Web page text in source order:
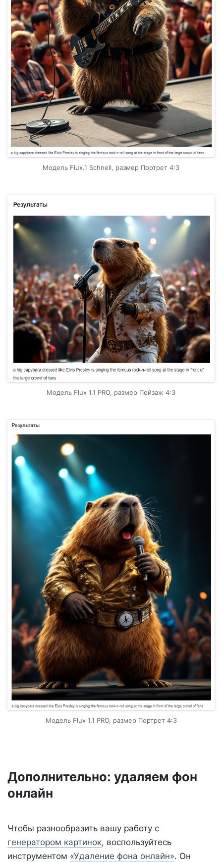
Модель Flux.1 Schnell, размер Портрет 4:3
Модель Flux 1.1 PRO, размер Пейзаж 4:3
Модель Flux 1.1 PRO, размер Портрет 4:3
Дополнительно: удаляем фон
онлайн
Чтобы разнообразить вашу работу с
генератором картинок, воспользуйтесь
инструментом «Удаление фона онлайн». Он